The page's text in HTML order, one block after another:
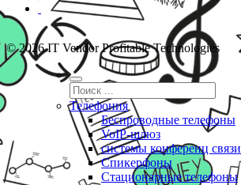
© 2026 IT Vendor Profitable Technologies
Телефония
Беспроводные телефоны
VoIP-шлюз
системы конференц связи
Спикерфоны
Стационарные телефоны